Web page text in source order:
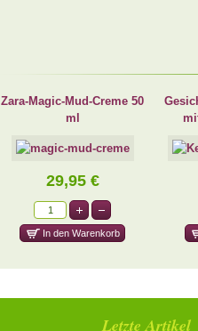
Zara-Magic-Mud-Creme 50
ml
29,95 €
Letzte Artikel